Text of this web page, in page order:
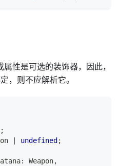
性是可选的装饰器，因此，
，则不应解析它。
;
undefined ;
: Weapon,